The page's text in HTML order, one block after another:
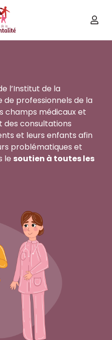
l’Institut de la
professionnels de la
champs médicaux et
des consultations
et leurs enfants afin
problématiques et
le soutien à toutes les